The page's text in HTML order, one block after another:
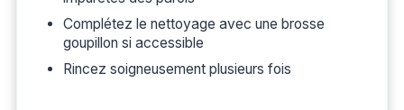
Complétez le nettoyage avec une brosse
goupillon si accessible
Rincez soigneusement plusieurs fois